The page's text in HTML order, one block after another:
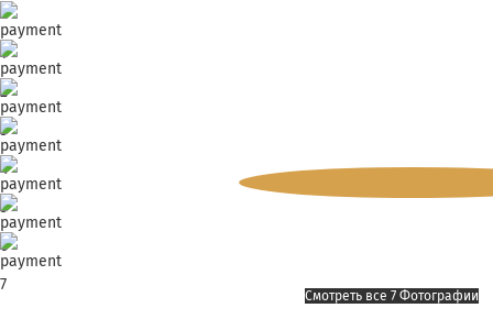
Смотреть все 7 Фотографии